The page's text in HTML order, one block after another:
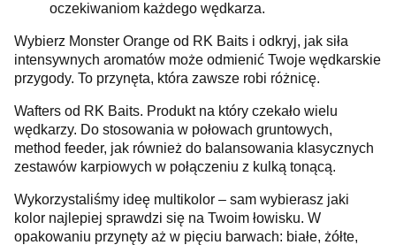
oczekiwaniom każdego wędkarza.
Wybierz Monster Orange od RK Baits i odkryj, jak siła
intensywnych aromatów może odmienić Twoje wędkarskie
przygody. To przynęta, która zawsze robi różnicę.
Wafters od RK Baits. Produkt na który czekało wielu
wędkarzy. Do stosowania w połowach gruntowych,
method feeder, jak również do balansowania klasycznych
zestawów karpiowych w połączeniu z kulką tonącą.
Wykorzystaliśmy ideę multikolor – sam wybierasz jaki
kolor najlepiej sprawdzi się na Twoim łowisku. W
opakowaniu przynęty aż w pięciu barwach: białe, żółte,